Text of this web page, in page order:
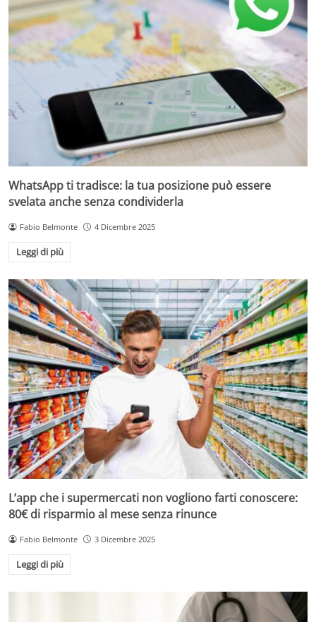
WhatsApp ti tradisce: la tua posizione può essere
svelata anche senza condividerla
Fabio Belmonte 4 Dicembre 2025
Leggi di più
L’app che i supermercati non vogliono farti conoscere:
80€ di risparmio al mese senza rinunce
Fabio Belmonte 3 Dicembre 2025
Leggi di più